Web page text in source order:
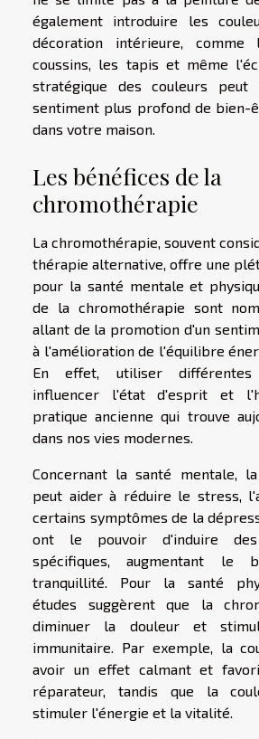
également introduire les
décoration intérieure, comme
coussins, les tapis et même
stratégique des couleurs
sentiment plus profond de bien-
dans votre maison.
Les bénéfices de la
chromothérapie
La chromothérapie, souvent
thérapie alternative, offre une
pour la santé mentale et
de la chromothérapie sont
allant de la promotion d'un
à l'amélioration de l'équilibre
En effet, utiliser
influencer l'état d'esprit et
pratique ancienne qui trouve
dans nos vies modernes.
Concernant la santé mentale,
peut aider à réduire le stress,
certains symptômes de la
ont le pouvoir d'induire
spécifiques, augmentant le
tranquillité. Pour la santé
études suggèrent que la
diminuer la douleur et
immunitaire. Par exemple, la
avoir un effet calmant et
réparateur, tandis que la
stimuler l'énergie et la vitalité.